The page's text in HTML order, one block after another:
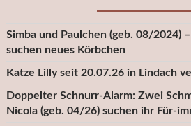
Simba und Paulchen (geb. 08/2024)
suchen neues Körbchen
Katze Lilly seit 20.07.26 in Lindach
Doppelter Schnurr-Alarm: Zwei
Nicola (geb. 04/26) suchen ihr Für-